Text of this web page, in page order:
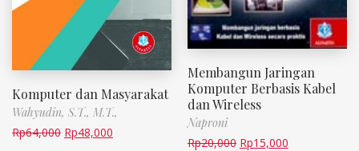
Komputer dan Masyarakat
Wahyudin, S.T., M.T.,
Rp64,000 Rp48,000
Membangun Jaringan
Komputer Berbasis Kabel
dan Wireless
Naproni
Rp20,000 Rp15,000